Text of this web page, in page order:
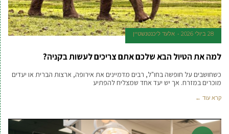
28 ביולי 2026 אלעד ליכנטנשטיין
למה את הטיול הבא שלכם אתם צריכים לעשות בקניה?
כשחושבים על חופשה בחו"ל, רבים מדמיינים את אירופה, ארצות הברית או יעדים
מוכרים במזרח. אך יש יעד אחד שמצליח להפתיע
קרא עוד ←